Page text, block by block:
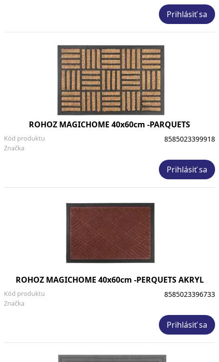
Prihlásiť sa
ROHOZ MAGICHOME 40x60cm -PARQUETS
Značka
Kód produktu 8585023399918
Prihlásiť sa
ROHOZ MAGICHOME 40x60cm -PERQUETS AKRYL
Značka
Kód produktu 8585023396733
Prihlásiť sa